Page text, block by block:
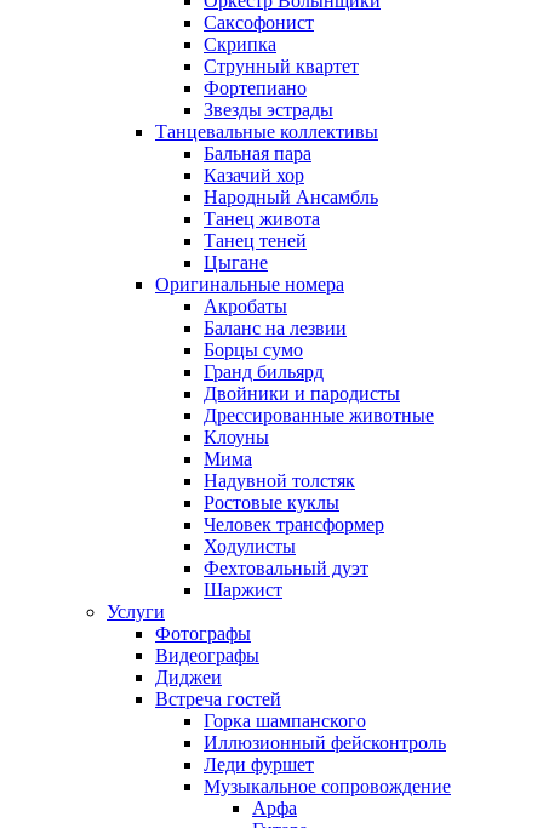
Саксофонист
Скрипка
Струнный квартет
Фортепиано
Звезды эстрады
Танцевальные коллективы
Бальная пара
Казачий хор
Народный Ансамбль
Танец живота
Танец теней
Цыгане
Оригинальные номера
Акробаты
Баланс на лезвии
Борцы сумо
Гранд бильярд
Двойники и пародисты
Дрессированные животные
Клоуны
Мима
Надувной толстяк
Ростовые куклы
Человек трансформер
Ходулисты
Фехтовальный дуэт
Шаржист
Услуги
Фотографы
Видеографы
Диджеи
Встреча гостей
Горка шампанского
Иллюзионный фейсконтроль
Леди фуршет
Музыкальное сопровождение
Арфа